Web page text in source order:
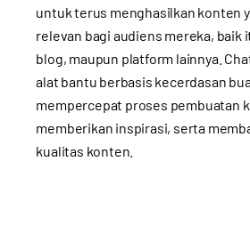
untuk terus menghasilkan konten
relevan bagi audiens mereka, baik
blog, maupun platform lainnya.
alat bantu berbasis kecerdasan
mempercepat proses pembuatan
memberikan inspirasi, serta
kualitas konten.